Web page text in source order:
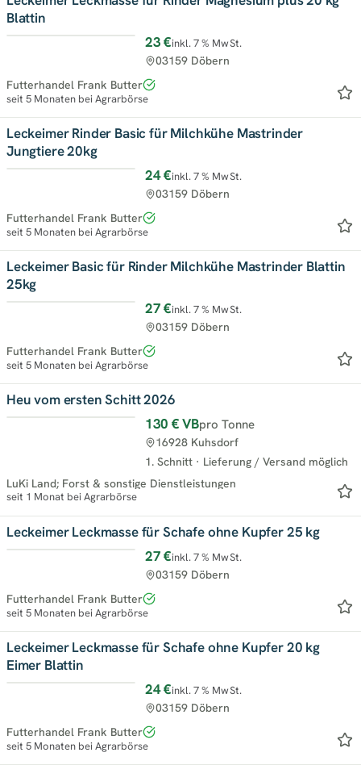
Blattin
23 €inkl. 7 % MwSt.
03159 Döbern
Futterhandel Frank Butter
seit 5 Monaten bei Agrarbörse
Leckeimer Rinder Basic für Milchkühe Mastrinder
Jungtiere 20kg
24 €inkl. 7 % MwSt.
03159 Döbern
Futterhandel Frank Butter
seit 5 Monaten bei Agrarbörse
Leckeimer Basic für Rinder Milchkühe Mastrinder Blattin
25kg
27 €inkl. 7 % MwSt.
03159 Döbern
Futterhandel Frank Butter
seit 5 Monaten bei Agrarbörse
Heu vom ersten Schitt 2026
130 €VBpro Tonne
1. Schnitt · Lieferung / Versand möglich
16928 Kuhsdorf
LuKi Land; Forst & sonstige Dienstleistungen
seit 1 Monat bei Agrarbörse
Leckeimer Leckmasse für Schafe ohne Kupfer 25 kg
27 €inkl. 7 % MwSt.
03159 Döbern
Futterhandel Frank Butter
seit 5 Monaten bei Agrarbörse
Leckeimer Leckmasse für Schafe ohne Kupfer 20 kg
Eimer Blattin
24 €inkl. 7 % MwSt.
03159 Döbern
Futterhandel Frank Butter
seit 5 Monaten bei Agrarbörse